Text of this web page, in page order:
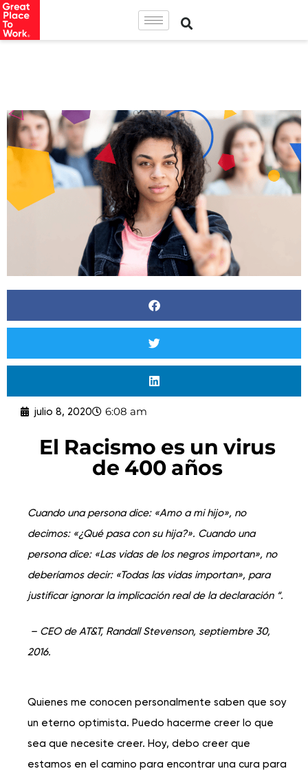
julio 8, 2020 6:08 am
El Racismo es un virus
de 400 años
Cuando una persona dice: «Amo a mi hijo», no
decimos: «¿Qué pasa con su hija?». Cuando una
persona dice: «Las vidas de los negros importan», no
deberíamos decir: «Todas las vidas importan», para
justificar ignorar la implicación real de la declaración “.
– CEO de AT&T, Randall Stevenson, septiembre 30,
2016.
Quienes me conocen personalmente saben que soy
un eterno optimista. Puedo hacerme creer lo que
sea que necesite creer. Hoy, debo creer que
estamos en el camino para encontrar una cura para